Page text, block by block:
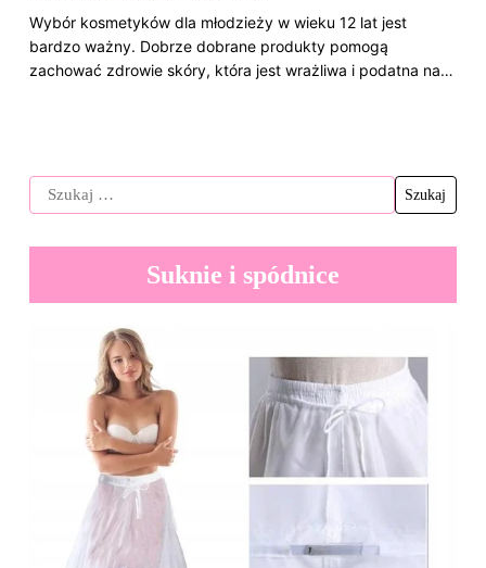
Wybór kosmetyków dla młodzieży w wieku 12 lat jest
bardzo ważny. Dobrze dobrane produkty pomogą
zachować zdrowie skóry, która jest wrażliwa i podatna na…
Suknie i spódnice